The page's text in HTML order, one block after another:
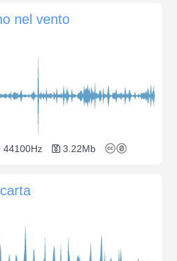
nel vento
44100Hz 3.22Mb